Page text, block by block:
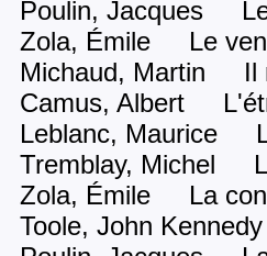
Jacques Les
Émile Le
Martin Il
Albert
Maurice
Michel
Émile La
John